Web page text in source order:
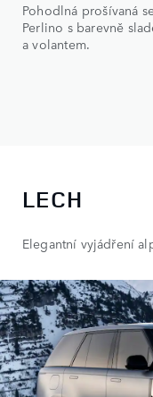
Pohodlná prošívaná
Perlino s barevně
a volantem.
LECH
Elegantní vyjádření